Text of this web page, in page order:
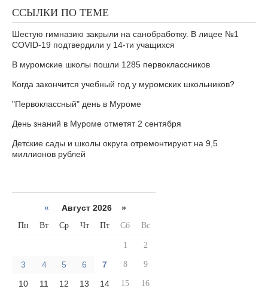
ССЫЛКИ ПО ТЕМЕ
Шестую гимназию закрыли на санобработку. В лицее №1
COVID-19 подтвердили у 14-ти учащихся
В муромские школы пошли 1285 первоклассников
Когда закончится учебный год у муромских школьников?
"Первоклассный" день в Муроме
День знаний в Муроме отметят 2 сентября
Детские сады и школы округа отремонтируют на 9,5
миллионов рублей
« Август 2026 »
Пн Вт Ср Чт Пт Сб Вс
1 2
3 4 5 6 7 8 9
10 11 12 13 14 15 16